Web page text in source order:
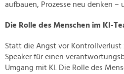
aufbauen, Prozesse neu denken –
Die Rolle des Menschen im KI-
Statt die Angst vor Kontrollverlust
Speaker für einen
Umgang mit KI. Die Rolle des